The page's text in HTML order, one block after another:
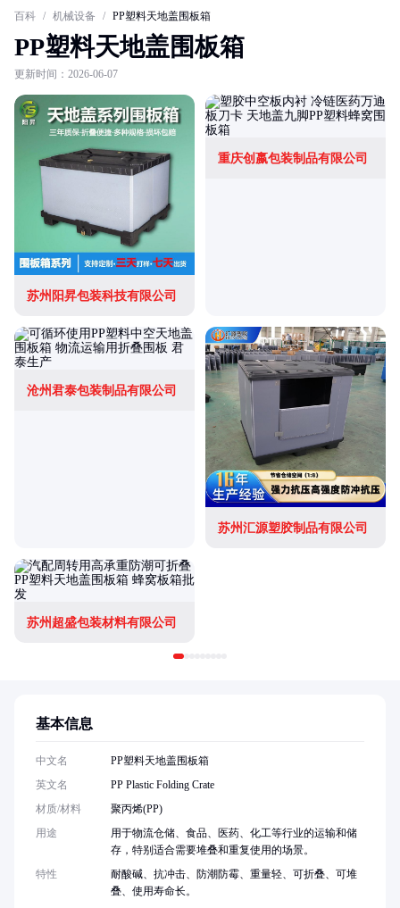
百科 / 机械设备 / PP塑料天地盖围板箱
PP塑料天地盖围板箱
更新时间：2026-06-07
苏州阳昇包装科技有限公司
重庆创嬴包装制品有限公司
沧州君泰包装制品有限公司
苏州汇源塑胶制品有限公司
苏州超盛包装材料有限公司
基本信息
中文名
PP塑料天地盖围板箱
英文名
PP Plastic Folding Crate
材质/材料
聚丙烯(PP)
用途
用于物流仓储、食品、医药、化工等行业的运输和储
存，特别适合需要堆叠和重复使用的场景。
特性
耐酸碱、抗冲击、防潮防霉、重量轻、可折叠、可堆
叠、使用寿命长。